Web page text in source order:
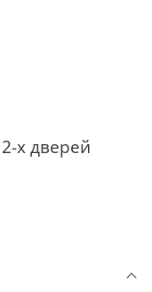
х дверей